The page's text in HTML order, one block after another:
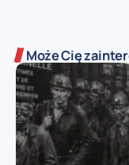
Może Cię